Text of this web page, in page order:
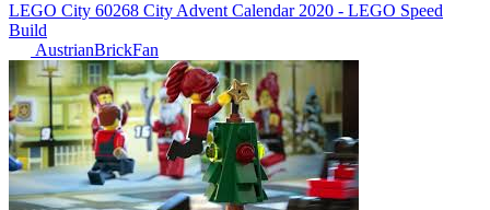
LEGO City 60268 City Advent Calendar 2020 - LEGO Speed
Build
AustrianBrickFan